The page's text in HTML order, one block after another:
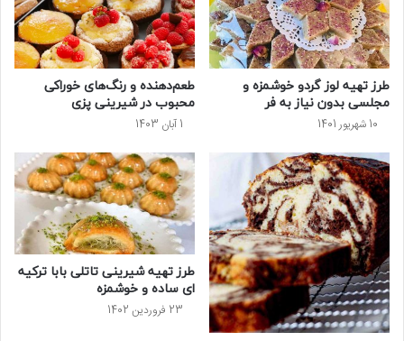
طرز تهیه لوز گردو خوشمزه و
مجلسی بدون نیاز به فر
10 شهریور 1401
طعم‌دهنده و رنگ‌های خوراکی
محبوب در شیرینی پزی
1 آبان 1403
طرز تهیه شیرینی تاتلی بابا ترکیه
ای ساده و خوشمزه
23 فروردین 1402